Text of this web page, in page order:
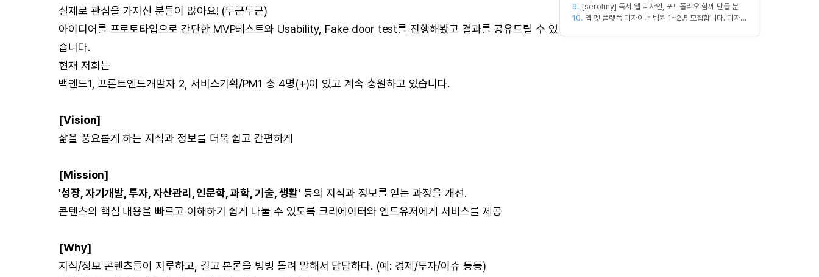
실제로 관심을 가지신 분들이 많아요! (두근두근)
아이디어를 프로토타입으로 간단한 MVP테스트와 Usability, Fake door test를 진행해봤고 결과를 공유드릴 수 있
습니다.
현재 저희는
백엔드1, 프론트엔드개발자 2, 서비스기획/PM1 총 4명(+)이 있고 계속 충원하고 있습니다.
[Vision]
삶을 풍요롭게 하는 지식과 정보를 더욱 쉽고 간편하게
[Mission]
'성장, 자기개발, 투자, 자산관리, 인문학, 과학, 기술, 생활' 등의 지식과 정보를 얻는 과정을 개선.
콘텐츠의 핵심 내용을 빠르고 이해하기 쉽게 나눌 수 있도록 크리에이터와 엔드유저에게 서비스를 제공
[Why]
지식/정보 콘텐츠들이 지루하고, 길고 본론을 빙빙 돌려 말해서 답답하다. (예: 경제/투자/이슈 등등)
할 디자이너/기획자/마케터 크루 모집합니다!
9. [serotiny] 독서 앱 디자인, 포트폴리오 함께 만들 분
10. 앱 펫 플랫폼 디자이너 팀원 1~2명 모집합니다. 디자인